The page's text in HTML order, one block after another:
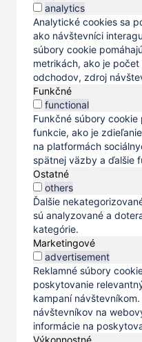
analytics
Analytické cookies sa
ako návštevníci
súbory cookie
metrikách, ako je
odchodov, zdroj
Funkčné
functional
Funkčné súbory
funkcie, ako je
na platformách
spätnej väzby a ďalšie
Ostatné
others
Ďalšie
sú analyzované a
kategórie.
Marketingové
advertisement
Reklamné súbory
poskytovanie
kampaní
návštevníkov na
informácie na
Výkonnostné